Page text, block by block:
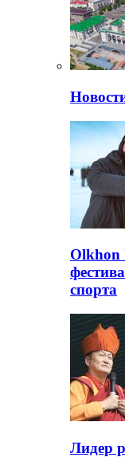
Olkhon
спорта
Лидер